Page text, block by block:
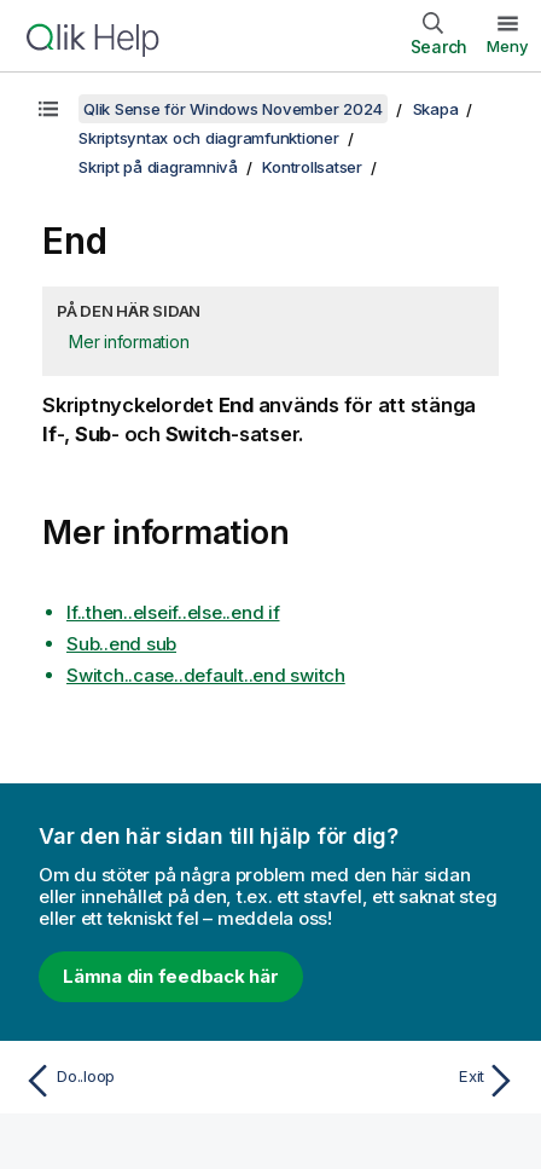
Search Meny
Qlik Sense för Windows November 2024
Skapa
Skriptsyntax och diagramfunktioner
Skript på diagramnivå
Kontrollsatser
End
PÅ DEN HÄR SIDAN
Mer information
Skriptnyckelordet Endanvänds för att stänga
If-, Sub- och Switch-satser.
Mer information
If..then..elseif..else..end if
Sub..end sub
Switch..case..default..end switch
Var den här sidan till hjälp för dig?
Om du stöter på några problem med den här sidan
eller innehållet på den, t.ex. ett stavfel, ett saknat steg
eller ett tekniskt fel – meddela oss!
Lämna din feedback här
Do..loop Exit